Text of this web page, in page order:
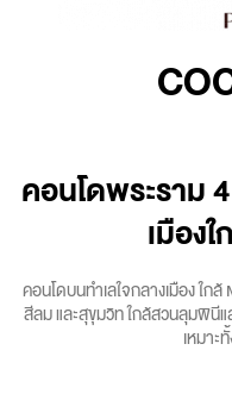
คอนโดพระราม
เมือง
คอนโดบนทำเลใจกลางเมือง ใก
สีลม และสุขุมวิท ใกล้สวนลุมพิ
เหมาะ